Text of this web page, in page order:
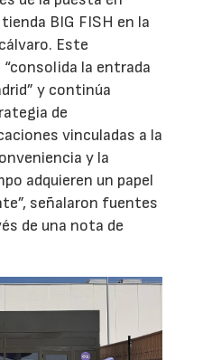
BIG FISH en la
Este
la entrada
y continúa
de
vinculadas a la
y la
adquieren un papel
señalaron fuentes
de una nota de